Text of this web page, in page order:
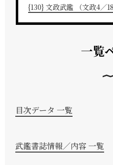
{130} 文政武鑑 （文政4／
一覧
目次データ 一覧
武鑑書誌情報／内容 一覧